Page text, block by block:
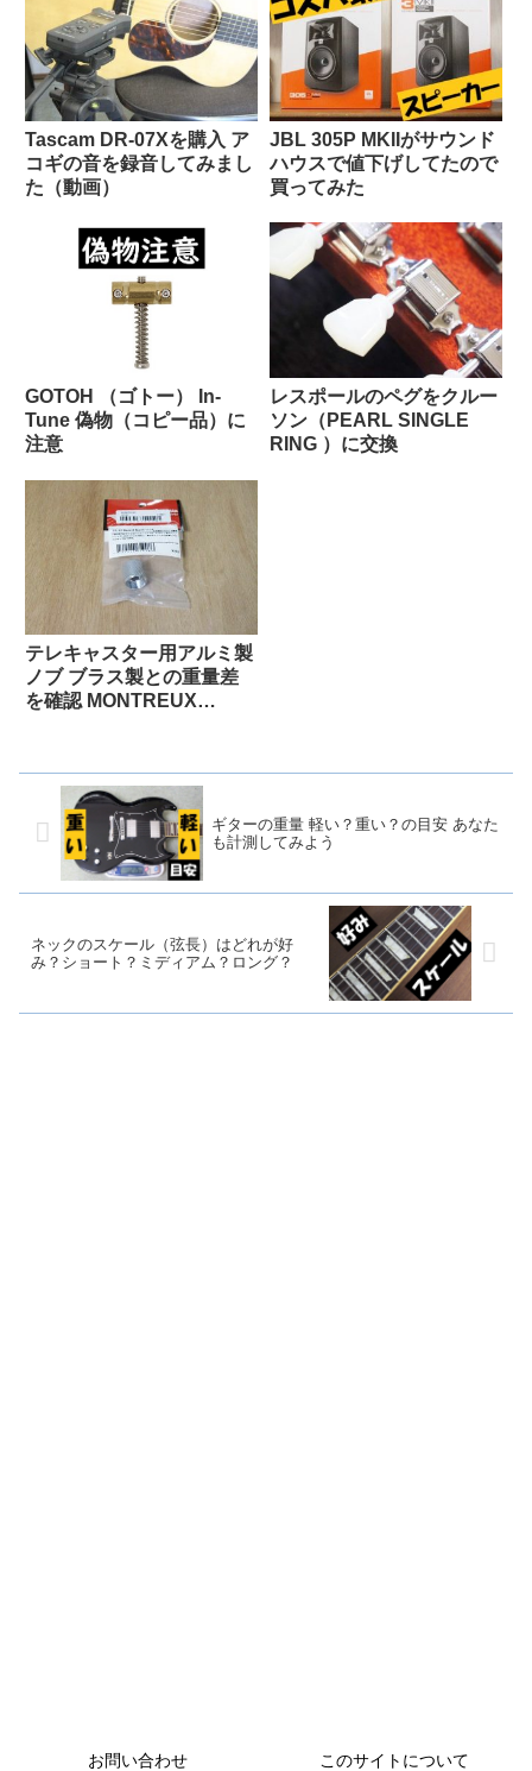
Tascam DR-07Xを購入 ア
コギの音を録音してみまし
た（動画）
JBL 305P MKIIがサウンド
ハウスで値下げしてたので
買ってみた
GOTOH （ゴトー） In-
Tune 偽物（コピー品）に
注意
レスポールのペグをクルー
ソン（PEARL SINGLE
RING ）に交換
テレキャスター用アルミ製
ノブ ブラス製との重量差
を確認 MONTREUX
ギターの重量 軽い？重い？の目安 あなた
も計測してみよう
ネックのスケール（弦長）はどれが好
み？ショート？ミディアム？ロング？
お問い合わせ このサイトについて